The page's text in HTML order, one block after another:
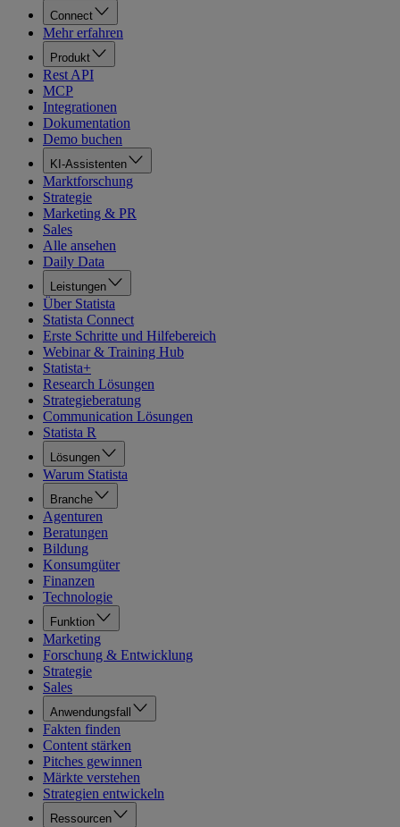
Connect
Mehr erfahren
Produkt
Rest API
MCP
Integrationen
Dokumentation
Demo buchen
KI-Assistenten
Marktforschung
Strategie
Marketing & PR
Sales
Alle ansehen
Daily Data
Leistungen
Über Statista
Statista Connect
Erste Schritte und Hilfebereich
Webinar & Training Hub
Statista+
Research Lösungen
Strategieberatung
Communication Lösungen
Statista R
Lösungen
Warum Statista
Branche
Agenturen
Beratungen
Bildung
Konsumgüter
Finanzen
Technologie
Funktion
Marketing
Forschung & Entwicklung
Strategie
Sales
Anwendungsfall
Fakten finden
Content stärken
Pitches gewinnen
Märkte verstehen
Strategien entwickeln
Ressourcen